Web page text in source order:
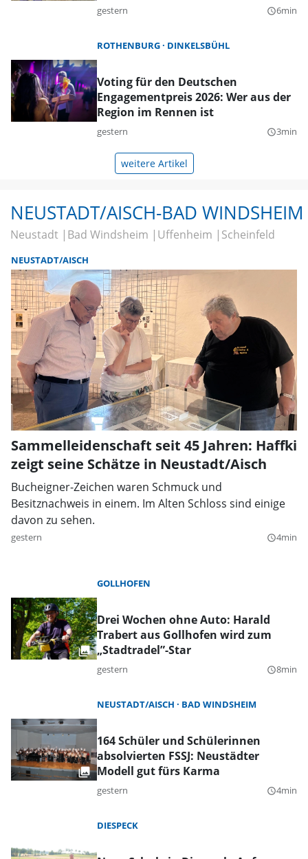
gestern query_builder6min
ROTHENBURG DINKELSBÜHL
Voting für den Deutschen
Engagementpreis 2026: Wer aus der
Region im Rennen ist
gestern query_builder3min
weitere Artikel
NEUSTADT/AISCH-BAD WINDSHEIM
Neustadt Bad Windsheim Uffenheim Scheinfeld
NEUSTADT/AISCH
Sammelleidenschaft seit 45 Jahren: Haffki
zeigt seine Schätze in Neustadt/Aisch
Bucheigner-Zeichen waren Schmuck und
Besitznachweis in einem. Im Alten Schloss sind einige
davon zu sehen.
gestern query_builder4min
GOLLHOFEN
Drei Wochen ohne Auto: Harald
Trabert aus Gollhofen wird zum
„Stadtradel”-Star
gestern query_builder8min
NEUSTADT/AISCH BAD WINDSHEIM
164 Schüler und Schülerinnen
absolvierten FSSJ: Neustädter
Modell gut fürs Karma
gestern query_builder4min
DIESPECK